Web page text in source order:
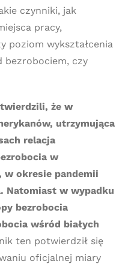
czynniki, jak
pracy,
poziom wykształcenia
bezrobociem, czy
że w
utrzymująca
relacja
w
w okresie pandemii
Natomiast w wypadku
bezrobocia
wśród białych
ten potwierdził się
oficjalnej miary